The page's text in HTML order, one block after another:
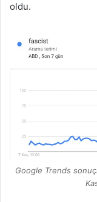
oldu.
Google Trends